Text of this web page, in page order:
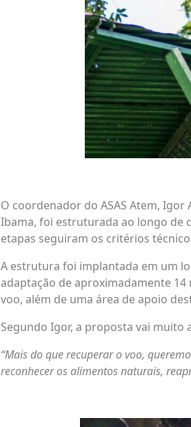
O coordenador do ASAS Atem, Igor
Ibama, foi estruturada ao longo de
etapas seguiram os critérios
A estrutura foi implantada em um
adaptação de aproximadamente
voo, além de uma área de apoio
Segundo Igor, a proposta vai
“Mais do que recuperar o voo,
reconhecer os alimentos naturais,